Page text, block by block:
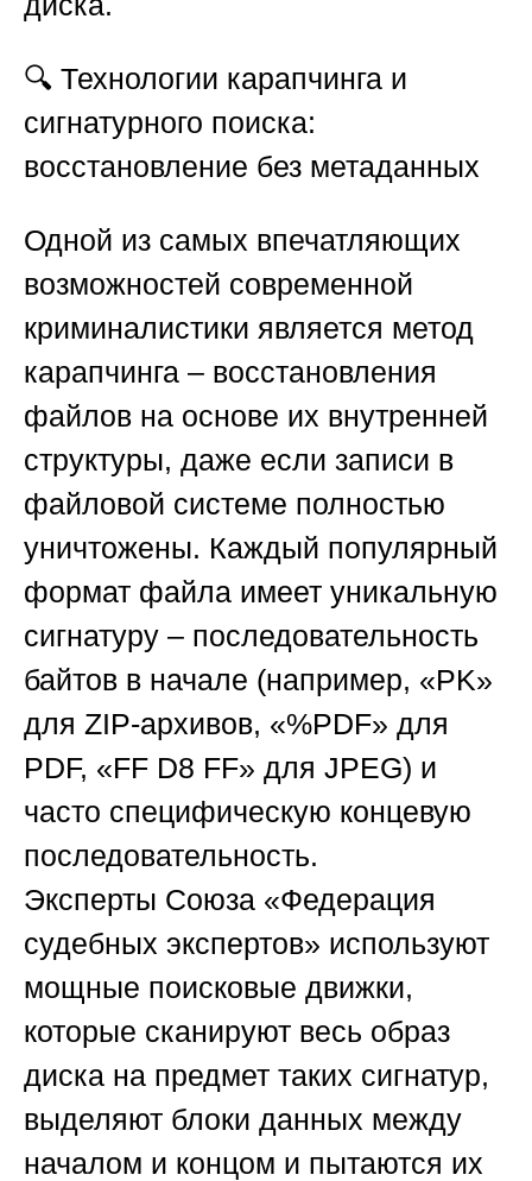
🔍 Технологии карапчинга и
сигнатурного поиска:
восстановление без метаданных
Одной из самых впечатляющих
возможностей современной
криминалистики является метод
карапчинга – восстановления
файлов на основе их внутренней
структуры, даже если записи в
файловой системе полностью
уничтожены. Каждый популярный
формат файла имеет уникальную
сигнатуру – последовательность
байтов в начале (например, «PK»
для ZIP-архивов, «%PDF» для
PDF, «FF D8 FF» для JPEG) и
часто специфическую концевую
последовательность.
Эксперты Союза «Федерация
судебных экспертов» используют
мощные поисковые движки,
которые сканируют весь образ
диска на предмет таких сигнатур,
выделяют блоки данных между
началом и концом и пытаются их